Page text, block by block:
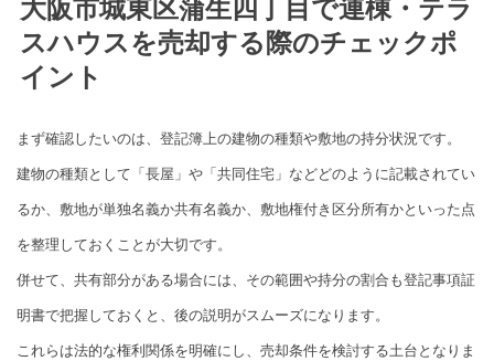
大阪市城東区蒲生四丁目で連棟・テラ
スハウスを売却する際のチェックポ
イント
まず確認したいのは、登記簿上の建物の種類や敷地の持分状況です。
建物の種類として「長屋」や「共同住宅」などどのように記載されてい
るか、敷地が単独名義か共有名義か、敷地権付き区分所有かといった点
を整理しておくことが大切です。
併せて、共有部分がある場合には、その範囲や持分の割合も登記事項証
明書で把握しておくと、後の説明がスムーズになります。
これらは法的な権利関係を明確にし、売却条件を検討する土台となりま